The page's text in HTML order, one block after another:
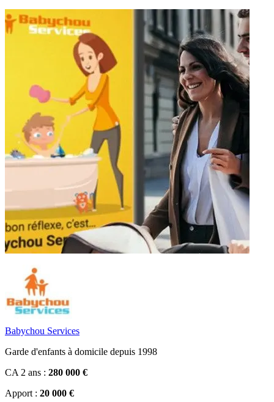
Babychou Services
Garde d'enfants à domicile depuis 1998
CA 2 ans : 280 000 €
Apport : 20 000 €